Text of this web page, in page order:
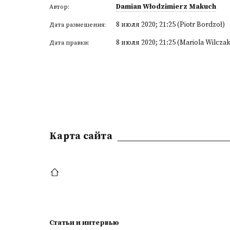
Автор: Damian Włodzimierz Makuch
Дата размещения: 8 июля 2020; 21:25 (Piotr Bordzoł)
Дата правки: 8 июля 2020; 21:25 (Mariola
Kарта сайта
Статьи и интервью